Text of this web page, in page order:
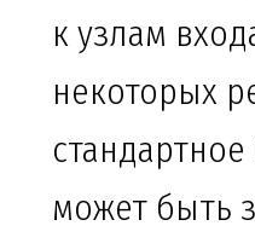
к узлам
некоторых
может быть